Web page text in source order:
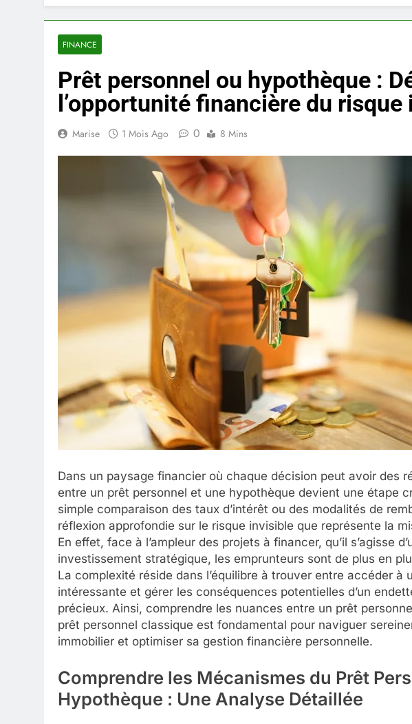
FINANCE
Prêt personnel ou hypothèque :
l’opportunité financière du
Marise 1 Mois Ago 0 8 Mins
Dans un paysage financier où chaque décision peut avoir des
entre un prêt personnel et une hypothèque devient une étape
simple comparaison des taux d’intérêt ou des modalités de
réflexion approfondie sur le risque invisible que représente la
En effet, face à l’ampleur des projets à financer, qu’il s’agisse
investissement stratégique, les emprunteurs sont de plus en
La complexité réside dans l’équilibre à trouver entre accéder à
intéressante et gérer les conséquences potentielles d’un
précieux. Ainsi, comprendre les nuances entre un prêt
prêt personnel classique est fondamental pour naviguer
immobilier et optimiser sa gestion financière personnelle.
Comprendre les Mécanismes du Prêt
Hypothèque : Une Analyse Détaillée